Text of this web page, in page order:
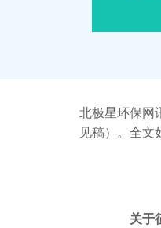
北极星环保网
见稿）。全文
关于